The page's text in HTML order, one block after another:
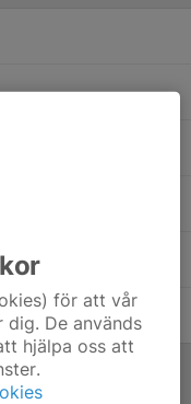
för att vår
De används
hjälpa oss att